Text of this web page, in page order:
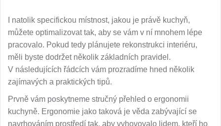
I natolik specifickou místnost, jakou je právě kuchyň,
můžete optimalizovat tak, aby se vám v ní mnohem lépe
pracovalo. Pokud tedy plánujete rekonstrukci interiéru,
měli byste dodržet několik základních pravidel.
V následujících řádcích vám prozradíme hned několik
zajímavých a praktických tipů.
Prvně vám poskytneme stručný přehled o ergonomii
kuchyně. Ergonomie jako taková je věda zabývající se
navrhováním prostředí tak, aby vyhovovalo lidem, kteří ho